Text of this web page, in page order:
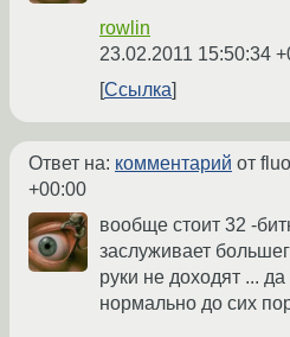
rowlin
23.02.2011 15:50:34
Ссылка
Ответ на: комментарий от
+00:00
вообще стоит 32 -
заслуживает
руки не доходят ...
нормально до сих